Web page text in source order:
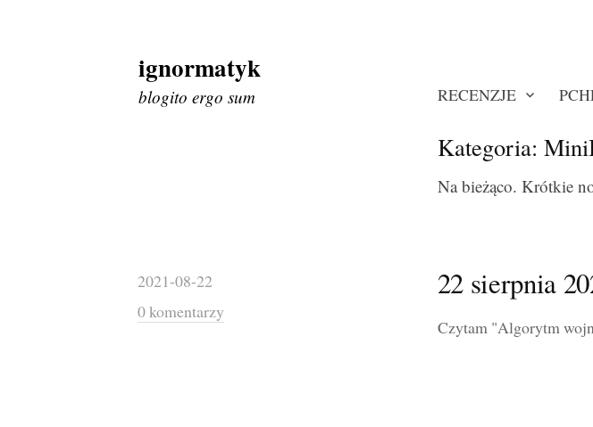
Skip
to
content
ignormatyk
blogito ergo sum RECENZJE
Kategoria:
Na bieżąco. Krótkie
2021-08-22
0 komentarzy
22 sierpnia
Czytam "Algorytm